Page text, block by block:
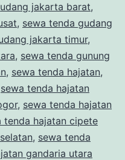
jakarta barat,
, sewa tenda gudang
jakarta timur,
, sewa tenda gunung
, sewa tenda hajatan,
sewa tenda hajatan
, sewa tenda hajatan
tenda hajatan cipete
, sewa tenda
gandaria utara